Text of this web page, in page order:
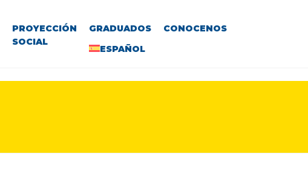
PROYECCIÓN
SOCIAL
GRADUADOS
CONOCENOS
ESPAÑOL